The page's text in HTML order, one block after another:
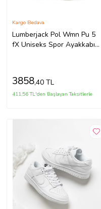
Lumberjack Pol Wmn Pu 5
fX Uniseks Spor Ayakkabı
Kargo Bedava
3858,40 TL
411,56 TL'den Başlayan Taksitlerle